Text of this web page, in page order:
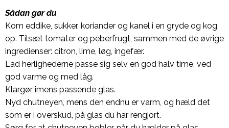
Sådan gør du
Kom eddike, sukker, koriander og kanel i en gryde og kog
op. Tilsæt tomater og peberfrugt, sammen med de øvrige
ingredienser: citron, lime, løg, ingefær.
Lad herlighederne passe sig selv en god halv time, ved
god varme og med låg.
Klargør imens passende glas.
Nyd chutneyen, mens den endnu er varm, og hæld det
som er i overskud, på glas du har rengjort.